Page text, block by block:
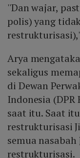
''Dan wajar,
polis) yang
Arya
sekaligus
di Dewan
Indonesia (DPR
saat itu. Saat
restrukturisasi
semua
restrukturisasi.